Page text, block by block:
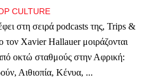
CULTURE
στη σειρά podcasts της, Trips &
τον Xavier Hallauer μοιράζονται
οκτώ σταθμούς στην Αφρική:
Αιθιοπία, Κένυα, ...